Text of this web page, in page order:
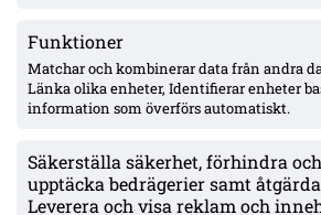
Funktioner
Matchar och kombinerar data från andra
Länka olika enheter, Identifierar enheter
information som överförs automatiskt.
Säkerställa säkerhet, förhindra och
upptäcka bedrägerier samt
Leverera och visa reklam och
ÖVERSIKT
Nyheter & Reportage
Spelarbetyg
KONTAKT
kontakt@bollsvenskan.se